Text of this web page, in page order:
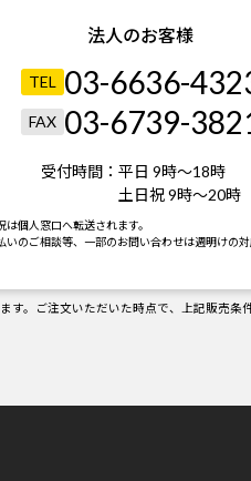
法人のお客様
TEL 03-6636-
FAX 03-6739-
受付時間： 平日 9時～18時
土日祝 9時～20時
個人窓口へ転送されます。
いのご相談等、一部のお問い合わせは週明けの
す。ご注文いただいた時点で、上記販売条